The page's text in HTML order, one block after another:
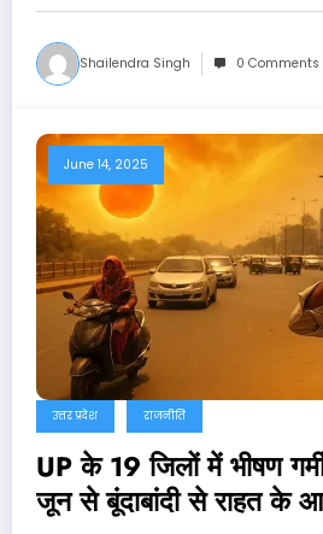
Shailendra Singh 0 Comments
June 14, 2025
उत्तर प्रदेश राजनीति
UP के 19 जिलों में भीषण
जून से बूंदाबांदी से राहत के